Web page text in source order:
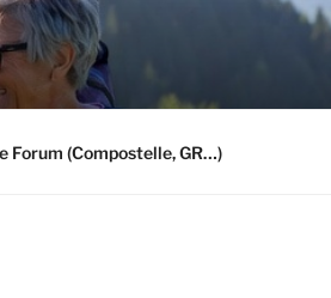
Forum (Compostelle, GR…)